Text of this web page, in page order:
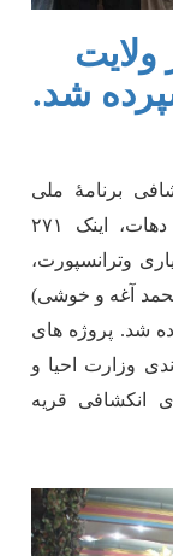
شد.
برنامۀ ملی
میثاق شهروندی وزارت احیا وانکشاف دهات، اینک ۲۷۱
وترانسپورت،
آغه و خوشی)
شد. پروژه های
وزارت احیا و
قریه